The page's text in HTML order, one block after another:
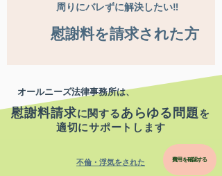
周りにバレずに解決したい‼
慰謝料を請求された方
オールニーズ法律事務所は、
慰謝料請求に関するあ らゆる問題を
適切にサポートします
不倫・浮気をされた 費用を確認する